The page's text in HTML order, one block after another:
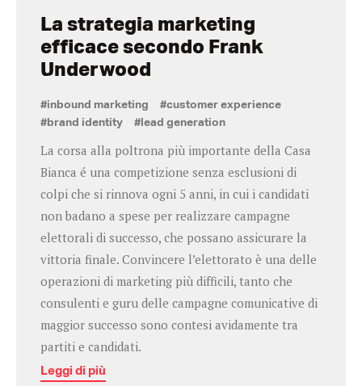
La strategia marketing
efficace secondo Frank
Underwood
#inbound marketing #customer experience
#brand identity #lead generation
La corsa alla poltrona più importante della Casa
Bianca é una competizione senza esclusioni di
colpi che si rinnova ogni 5 anni, in cui i candidati
non badano a spese per realizzare campagne
elettorali di successo, che possano assicurare la
vittoria finale. Convincere l’elettorato è una delle
operazioni di marketing più difficili, tanto che
consulenti e guru delle campagne comunicative di
maggior successo sono contesi avidamente tra
partiti e candidati.
Leggi di più